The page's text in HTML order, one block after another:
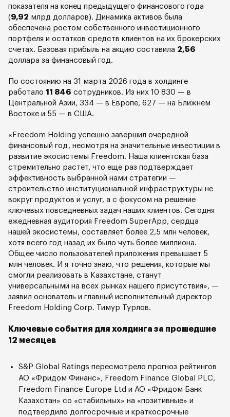
показателя на конец предыдущего финансового года
(9,92 млрд долларов). Динамика активов была
обеспечена ростом собственного инвестиционного
портфеля и остатков средств клиентов на их брокерских
счетах. Базовая прибыль на акцию составила 2,56
доллара за финансовый год.
По состоянию на 31 марта 2026 года в холдинге
работало 11 846 сотрудников. Из них 10 830 — в
Центральной Азии, 334 — в Европе, 627 — на Ближнем
Востоке и 55 — в США.
«Freedom Holding успешно завершил очередной
финансовый год, несмотря на значительные инвестиции в
развитие экосистемы Freedom. Наша клиентская база
стремительно растет, что еще раз подтверждает
эффективность выбранной нами стратегии —
строительство институциональной инфраструктуры не
вокруг продуктов и услуг, а с фокусом на решение
ключевых повседневных задач наших клиентов. Сегодня
ежедневная аудитория Freedom SuperApp, сердца
нашей экосистемы, составляет более 2,5 млн человек,
хотя всего год назад их было чуть более миллиона.
Общее число пользователей приложения превышает 5
млн человек. И я точно знаю, что решения, которые мы
смогли реализовать в Казахстане, станут
универсальными на всех рынках нашего присутствия», —
заявил основатель и главный исполнительный директор
Freedom Holding Corp. Тимур Турлов.
Ключевые события для холдинга за прошедшие
12 месяцев
S&P Global Ratings пересмотрело прогноз рейтингов
АО «Фридом Финанс», Freedom Finance Global PLC,
Freedom Finance Europe Ltd и АО «Фридом Банк
Казахстан» со «стабильных» на «позитивные» и
подтвердило долгосрочные и краткосрочные